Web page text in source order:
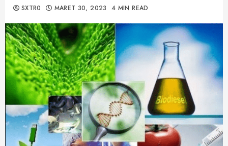
SXTR0 MARET 30, 2023 4 MIN READ